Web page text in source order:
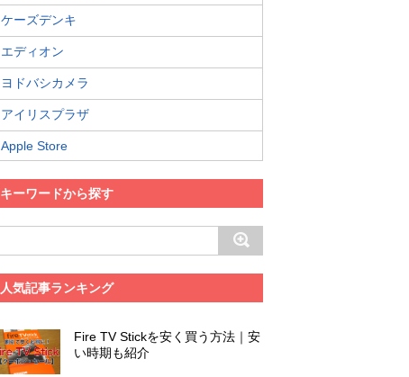
ケーズデンキ
エディオン
ヨドバシカメラ
アイリスプラザ
Apple Store
キーワードから探す
人気記事ランキング
Fire TV Stickを安く買う方法｜安
い時期も紹介